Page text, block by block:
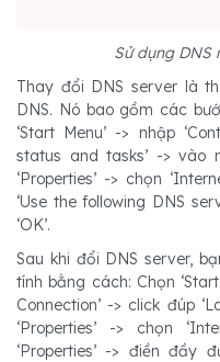
Sử dụng DNS
Thay đổi DNS server là
DNS. Nó bao gồm các
‘Start Menu’ -> nhập
status and tasks’ -> vào
‘Properties’ -> chọn
‘Use the following DNS
‘OK’.
Sau khi đổi DNS server,
tính bằng cách: Chọn
Connection’ -> click đúp
‘Properties’ -> chọn
‘Properties’ -> điền đầy